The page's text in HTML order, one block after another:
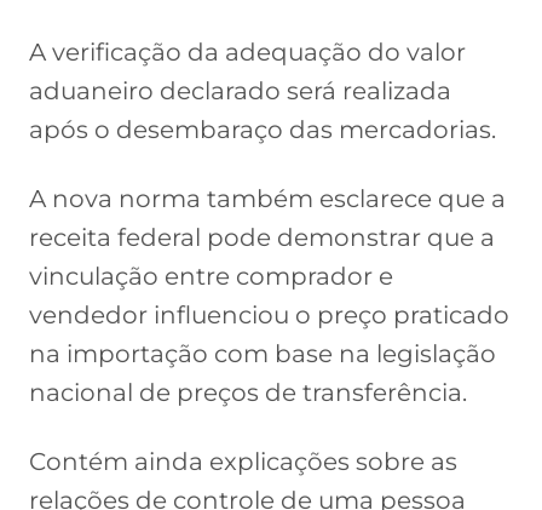
A verificação da adequação do valor
aduaneiro declarado será realizada
após o desembaraço das mercadorias.
A nova norma também esclarece que a
receita federal pode demonstrar que a
vinculação entre comprador e
vendedor influenciou o preço praticado
na importação com base na legislação
nacional de preços de transferência.
Contém ainda explicações sobre as
relações de controle de uma pessoa